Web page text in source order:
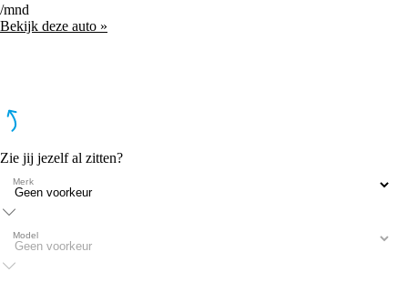
/mnd
Bekijk deze auto »
Zie jij jezelf al zitten?
Merk
Model